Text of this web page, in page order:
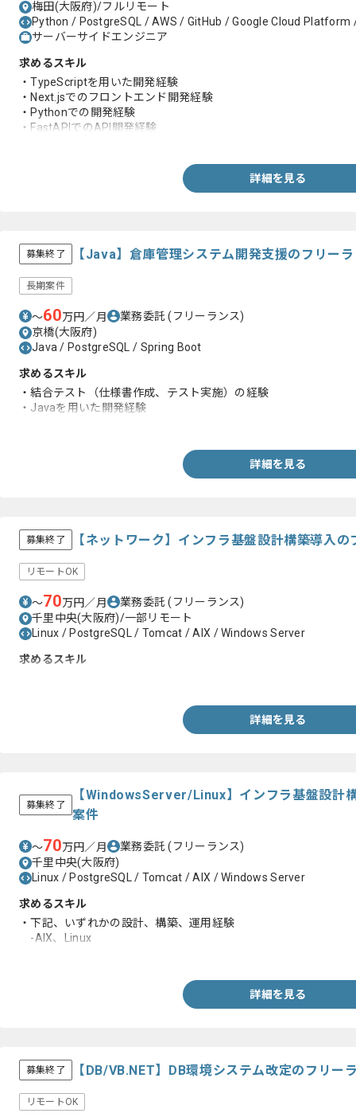
梅田(大阪府)/フルリモート
Python / PostgreSQL / AWS / GitHub / Google Cloud
サーバーサイドエンジニア
求めるスキル
・TypeScriptを用いた開発経験
・Next.jsでのフロントエンド開発経験
・Pythonでの開発経験
・FastAPIでのAPI開発経験
・セキュリティを意識した開発経験
詳細を見る
募集終了 【Java】倉庫管理システム開発支援のフリー
長期案件
〜60万円／月 業務委託(フリーランス)
京橋(大阪府)
Java / PostgreSQL / Spring Boot
求めるスキル
・結合テスト（仕様書作成、テスト実施）の経験
・Javaを用いた開発経験
詳細を見る
募集終了 【ネットワーク】インフラ基盤設計構築導入
リモートOK
〜70万円／月 業務委託(フリーランス)
千里中央(大阪府)/一部リモート
Linux / PostgreSQL / Tomcat / AIX / Windows Server
求めるスキル
詳細を見る
募集終了
【WindowsServer/Linux】インフラ基盤設計
案件
〜70万円／月 業務委託(フリーランス)
千里中央(大阪府)
Linux / PostgreSQL / Tomcat / AIX / Windows Server
求めるスキル
・下記、いずれかの設計、構築、運用経験
-AIX、Linux
詳細を見る
募集終了 【DB/VB.NET】DB環境システム改定のフリー
リモートOK